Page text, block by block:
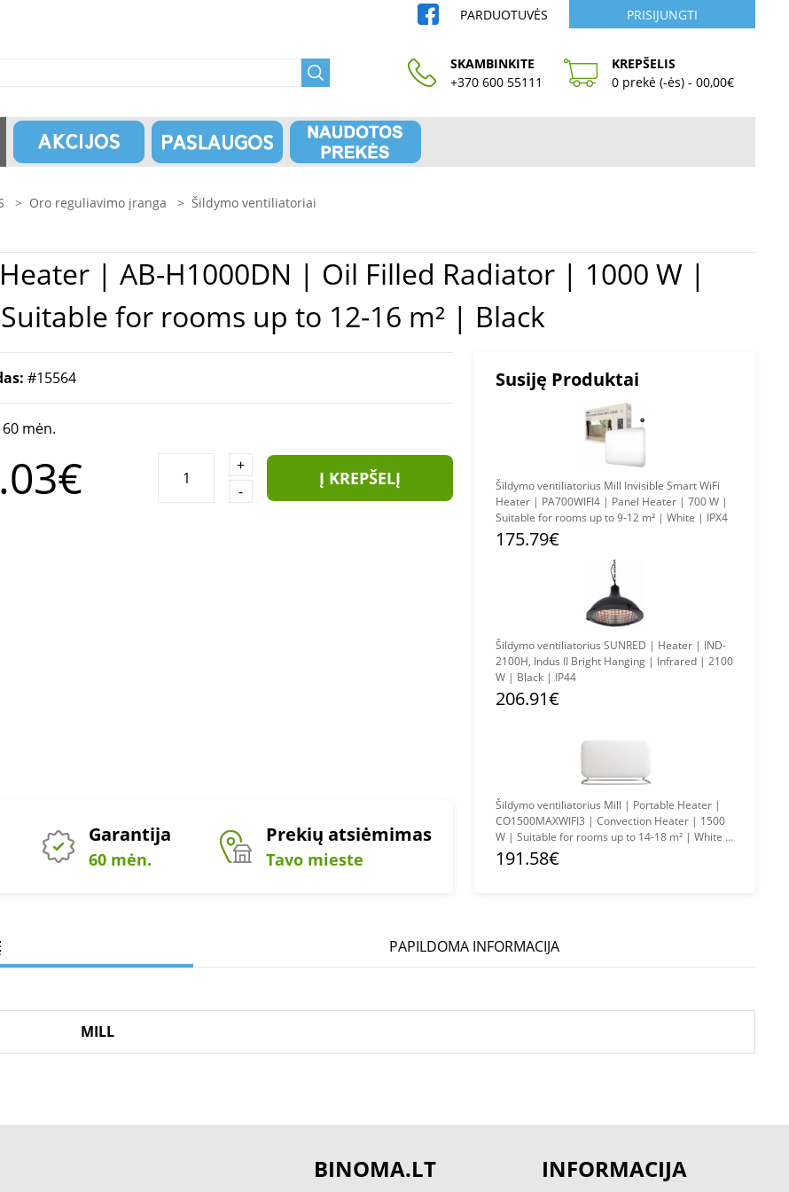
PARDUOTUVĖS PRISIJUNGTI
SKAMBINKITE
+370 600 55111
KREPŠELIS
0 prekė (-ės) - 00,00€
> Oro reguliavimo įranga > Šildymo ventiliatoriai
for rooms up to 12-16 m² | Black
#15564
60 mėn.
+
-
Į KREPŠELĮ
Garantija
60 mėn.
Prekių atsiėmimas
Tavo mieste
Susiję Produktai
Šildymo ventiliatorius Mill Invisible Smart WiFi
Heater | PA700WIFI4 | Panel Heater | 700 W |
Suitable for rooms up to 9-12 m² | White | IPX4
175.79€
Šildymo ventiliatorius SUNRED | Heater | IND-
2100H, Indus II Bright Hanging | Infrared | 2100
W | Black | IP44
206.91€
Šildymo ventiliatorius Mill | Portable Heater |
CO1500MAXWIFI3 | Convection Heater | 1500
W | Suitable for rooms up to 14-18 m² | White |
IPX4
191.58€
PAPILDOMA INFORMACIJA
MILL
BINOMA.LT INFORMACIJA